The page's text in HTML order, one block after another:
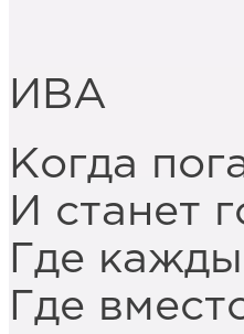
ИВА
Когда
И станет
Где
Где